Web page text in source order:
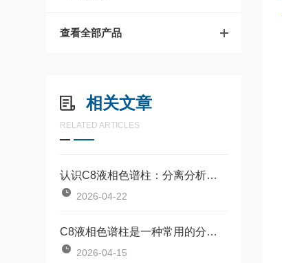
查看全部产品
相关文章
RELATED ARTICLES
认识C8液相色谱柱：分离分析中的常用工具
2026-04-22
C8液相色谱柱是一种常用的分离分析技术
2026-04-15